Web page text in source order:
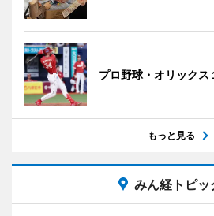
プロ野球・オリック
もっと見る
みん経トピッ